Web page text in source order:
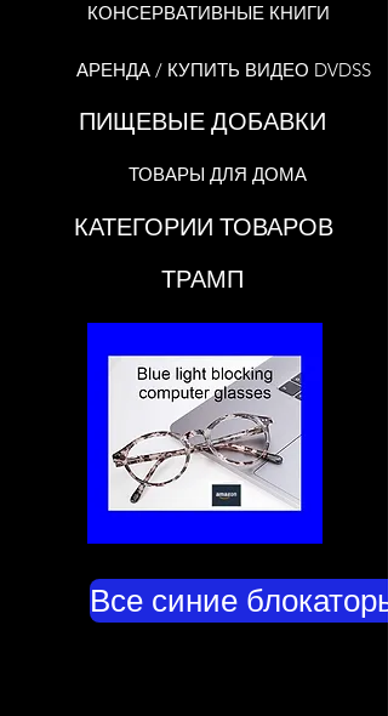
КОНСЕРВАТИВНЫЕ КНИГИ
АРЕНДА / КУПИТЬ ВИДЕО DVDSS
ПИЩЕВЫЕ ДОБАВКИ
ТОВАРЫ ДЛЯ ДОМА
КАТЕГОРИИ ТОВАРОВ
ТРАМП
Все синие блокаторы